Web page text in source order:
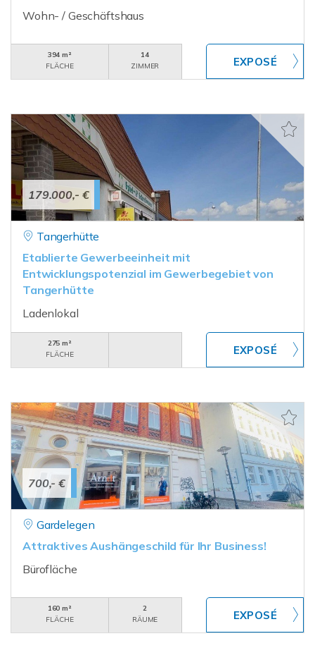
Wohn- / Geschäftshaus
394 m²
FLÄCHE
14
ZIMMER
179.000,- €
Tangerhütte
Etablierte Gewerbeeinheit mit
Entwicklungspotenzial im Gewerbegebiet von
Tangerhütte
Ladenlokal
275 m²
FLÄCHE
700,- €
Gardelegen
Attraktives Aushängeschild für Ihr Business!
Bürofläche
160 m²
FLÄCHE
2
RÄUME